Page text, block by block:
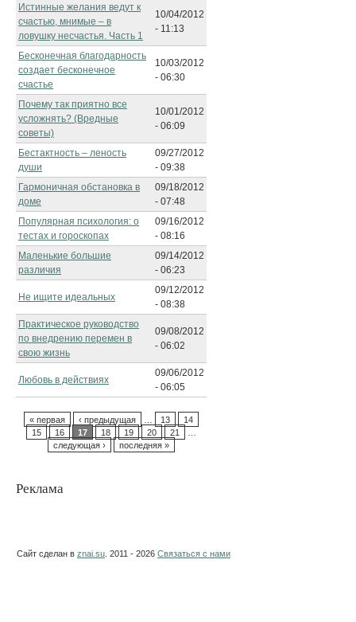
Истинные желания ведут к
счастью, мнимые – в
ловушку несчастья. Часть 1
10/04/2012
- 11:13
Бесконечная благодарность
создает бесконечное
счастье
10/03/2012
- 06:30
Почему так приятно все
усложнять? (Вредные
советы)
10/01/2012
- 06:09
Бестактность – леность
души
09/27/2012
- 09:38
Гармоничная обстановка в
доме
09/18/2012
- 07:48
Популярная психология: о
тестах и гороскопах
09/16/2012
- 08:16
Маленькие большие
различия
09/14/2012
- 06:23
Не ищите идеальных
09/12/2012
- 08:38
Практическое руководство
по внедрению перемен в
свою жизнь
09/08/2012
- 06:02
Любовь в действиях
09/06/2012
- 06:05
« первая ‹ предыдущая 13
14
15
16 17 18 19 20 21
следующая ›
последняя »
Реклама
Сайт сделан в znai.su . 2011 - 2026 Связаться с нами